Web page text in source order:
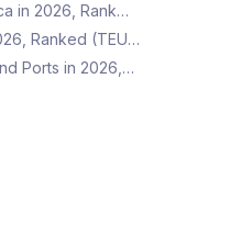
in 2026, Rank…
Ranked (TEU…
Ports in 2026,…